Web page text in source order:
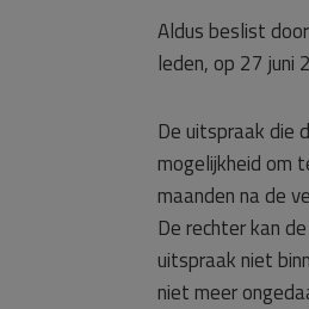
Aldus beslist
leden, op 27 juni
De uitspraak die
mogelijkheid om
maanden na de
De rechter kan
uitspraak niet
niet meer